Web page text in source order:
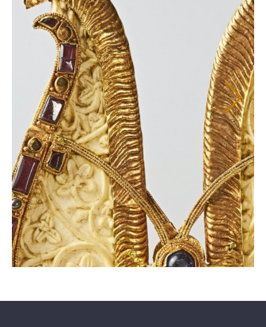
Quedlinburg-Tourismus-
Marketing GmbH steht als
Ansprechpartner für alle
Der Quedlinburger
Musiksommer hält
musikalische Angebote für